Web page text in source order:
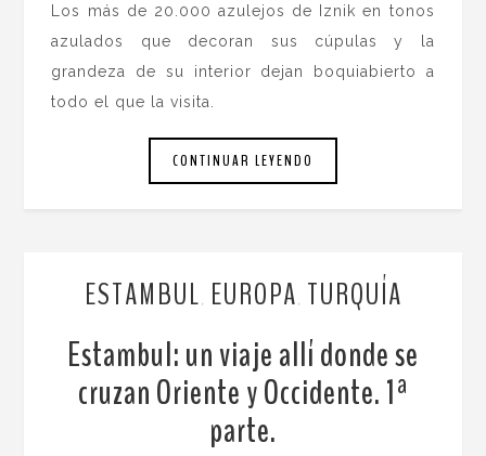
Los más de 20.000 azulejos de Iznik en tonos
azulados que decoran sus cúpulas y la
grandeza de su interior dejan boquiabierto a
todo el que la visita.
CONTINUAR LEYENDO
ESTAMBUL EUROPA TURQUÍA
Estambul: un viaje allí donde se
cruzan Oriente y Occidente. 1ª
parte.